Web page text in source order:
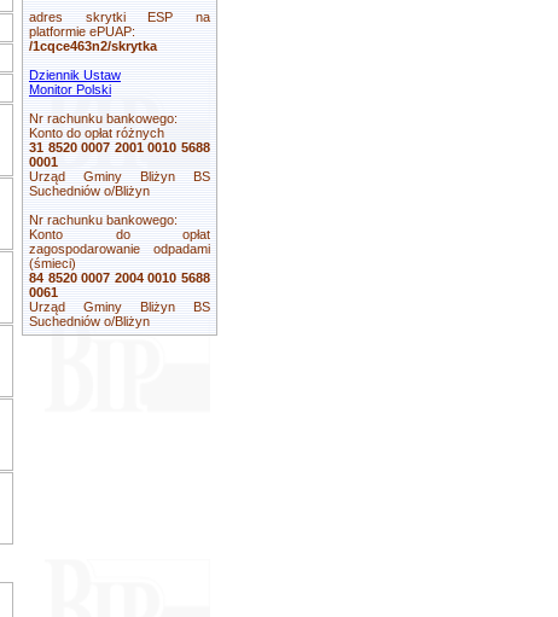
adres skrytki ESP na
platformie ePUAP:
/1cqce463n2/skrytka
Dziennik Ustaw
Monitor Polski
Nr rachunku bankowego:
Konto do opłat różnych
31 8520 0007 2001 0010 5688
0001
Urząd Gminy Bliżyn BS
Suchedniów o/Bliżyn
Nr rachunku bankowego:
Konto do opłat
zagospodarowanie odpadami
(śmieci)
84 8520 0007 2004 0010 5688
0061
Urząd Gminy Bliżyn BS
Suchedniów o/Bliżyn